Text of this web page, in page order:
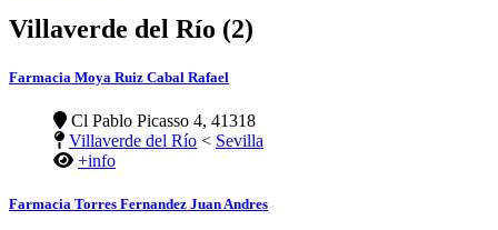
Villaverde del Río (2)
Farmacia Moya Ruiz Cabal Rafael
Cl Pablo Picasso 4, 41318
Villaverde del Río < Sevilla
+info
Farmacia Torres Fernandez Juan Andres